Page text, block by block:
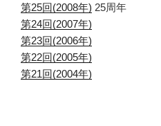
第25回(2008年) 25周年
第24回(2007年)
第23回(2006年)
第22回(2005年)
第21回(2004年)